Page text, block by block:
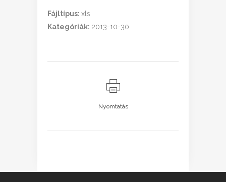
Fájltípus: xls
Kategóriák: 2013-10-30
Nyomtatás